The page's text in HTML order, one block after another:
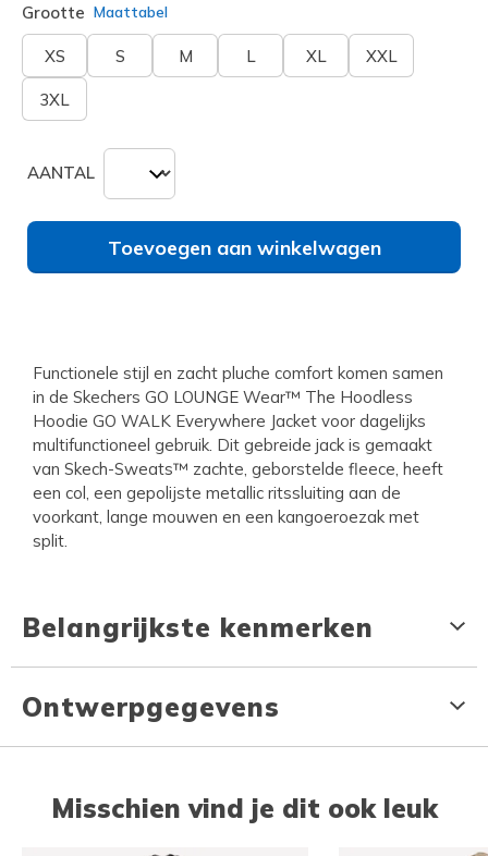
Grootte Maattabel
XS S M L XL XXL
3XL
AANTAL
Toevoegen aan winkelwagen
Functionele stijl en zacht pluche comfort komen samen
in de Skechers GO LOUNGE Wear™ The Hoodless
Hoodie GO WALK Everywhere Jacket voor dagelijks
multifunctioneel gebruik. Dit gebreide jack is gemaakt
van Skech-Sweats™ zachte, geborstelde fleece, heeft
een col, een gepolijste metallic ritssluiting aan de
voorkant, lange mouwen en een kangoeroezak met
split.
Belangrijkste kenmerken
Ontwerpgegevens
Misschien vind je dit ook leuk